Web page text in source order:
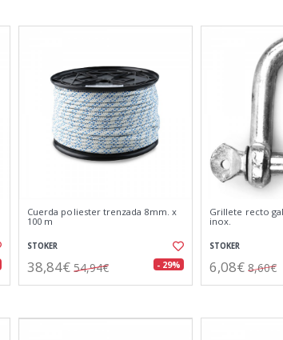
Cuerda poliester trenzada 8mm. x
100 m
STOKER
38,84€ 54,94€ - 29%
Grillete recto
inox.
STOKER
6,08€ 8,60€